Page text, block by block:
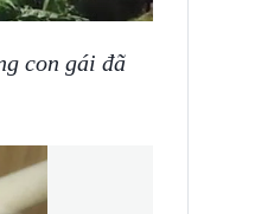
con gái đã